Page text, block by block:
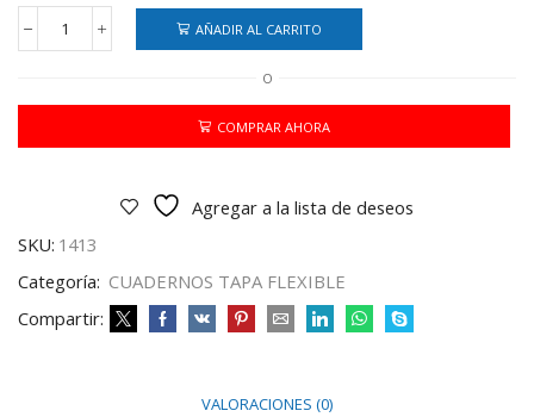
CUADERNO
CURSIVA
(19941)
AÑADIR AL CARRITO
O
COMPRAR AHORA
Agregar a la lista de deseos
SKU: 1413
Categoría: CUADERNOS TAPA FLEXIBLE
Compartir:
VALORACIONES (0)